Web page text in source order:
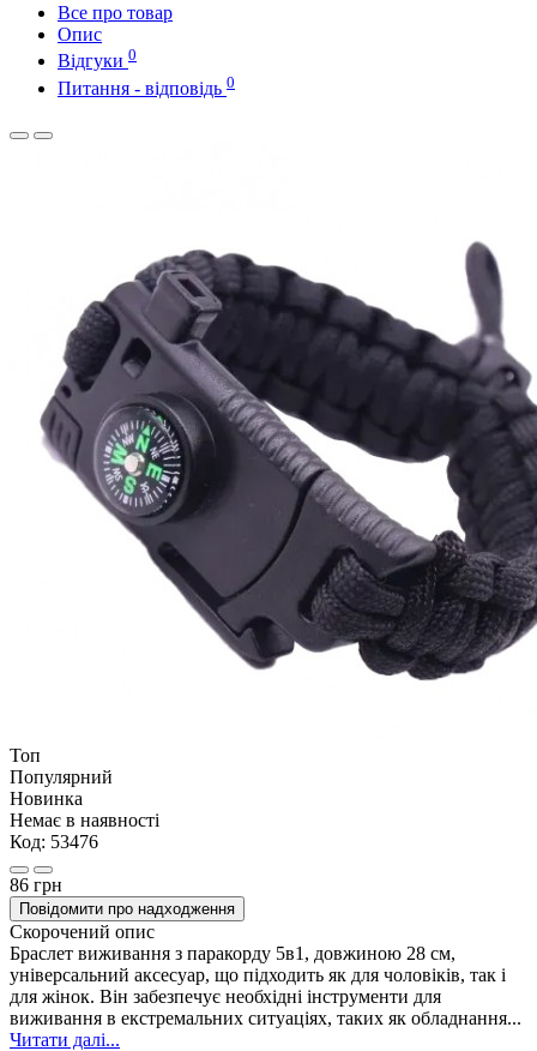
Все про товар
Опис
Відгуки 0
Питання - відповідь 0
Топ
Популярний
Новинка
Немає в наявності
Код: 53476
86 грн
Повідомити про надходження
Скорочений опис
Браслет виживання з паракорду 5в1, довжиною 28 см,
універсальний аксесуар, що підходить як для чоловіків, так і
для жінок. Він забезпечує необхідні інструменти для
виживання в екстремальних ситуаціях, таких як обладнання...
Читати далі...